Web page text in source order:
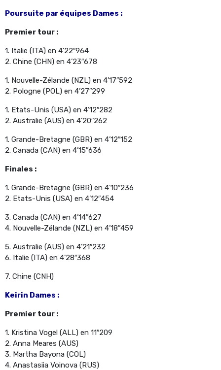
Poursuite par équipes Dames :
Premier tour :
1. Italie (ITA) en 4’22″964
2. Chine (CHN) en 4’23″678
1. Nouvelle-Zélande (NZL) en 4’17″592
2. Pologne (POL) en 4’27″299
1. Etats-Unis (USA) en 4’12″282
2. Australie (AUS) en 4’20″262
1. Grande-Bretagne (GBR) en 4’12″152
2. Canada (CAN) en 4’15″636
Finales :
1. Grande-Bretagne (GBR) en 4’10″236
2. Etats-Unis (USA) en 4’12″454
3. Canada (CAN) en 4’14″627
4. Nouvelle-Zélande (NZL) en 4’18″459
5. Australie (AUS) en 4’21″232
6. Italie (ITA) en 4’28″368
7. Chine (CNH)
Keirin Dames :
Premier tour :
1. Kristina Vogel (ALL) en 11″209
2. Anna Meares (AUS)
3. Martha Bayona (COL)
4. Anastasiia Voinova (RUS)